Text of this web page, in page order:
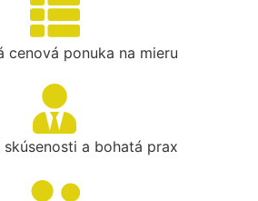
cenová ponuka na mieru
a bohatá prax